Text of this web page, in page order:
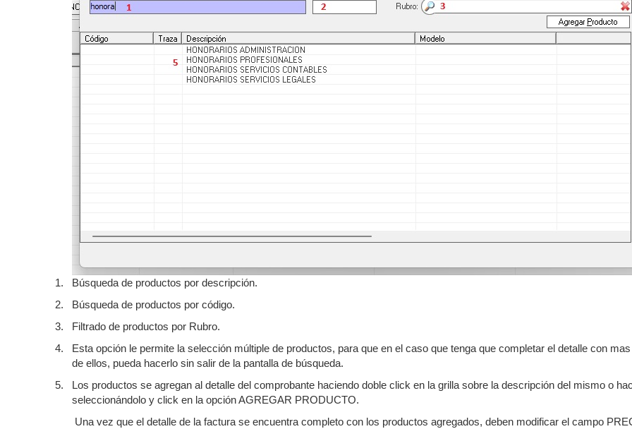
1.
Búsqueda de productos por descripción.
2.
Búsqueda de productos por código.
3.
Filtrado de productos por Rubro.
4.
Esta opción le permite la selección múltiple de productos, para que en el caso que tenga que completar el detalle con
de ellos, pueda hacerlo sin salir de la pantalla de búsqueda.
5.
Los productos se agregan al detalle del comprobante haciendo doble click en la grilla sobre la descripción del mismo o
seleccionándolo y click en la opción AGREGAR PRODUCTO.
Una vez que el detalle de la factura se encuentra completo con los productos agregados, deben modificar el campo